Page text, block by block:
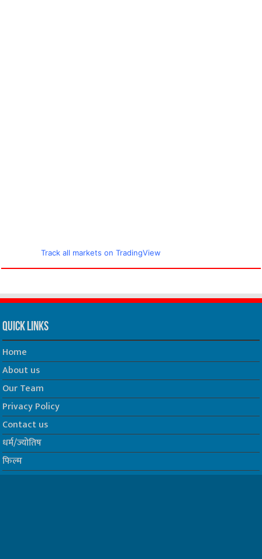
Track all markets on TradingView
Quick Links
Home
About us
Our Team
Privacy Policy
Contact us
धर्म/ज्योतिष
फिल्म